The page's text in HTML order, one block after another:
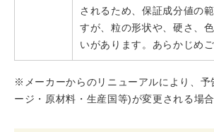
されるため、保証成分値の
すが、粒の形状や、硬さ、
いがあります。あらかじめ
※メーカーからのリニューアルにより、予
ージ・原材料・生産国等)が変更される場合